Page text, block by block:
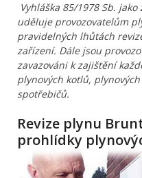
Vyhláška 85/1978 Sb.
uděluje provozovatelům
pravidelných lhůtách
zařízení. Dále jsou
zavazováni k zajištění
plynových kotlů,
spotřebičů.
Revize plynu
prohlídky